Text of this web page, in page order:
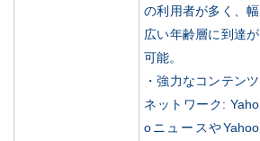
の利用者が多く、幅
広い年齢層に到達が
可能。
・強力なコンテンツ
ネットワーク: Yaho
oニュースやYahoo